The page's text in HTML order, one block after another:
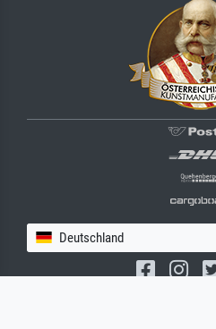
Deutschland